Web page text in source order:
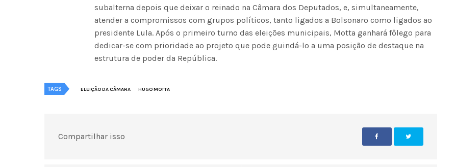
subalterna depois que deixar o reinado na Câmara dos Deputados, e, simultaneamente,
atender a compromissos com grupos políticos, tanto ligados a Bolsonaro como ligados ao
presidente Lula. Após o primeiro turno das eleições municipais, Motta ganhará fôlego para
dedicar-se com prioridade ao projeto que pode guindá-lo a uma posição de destaque na
estrutura de poder da República.
TAGS ELEIÇÃO DA CÂMARA HUGO MOTTA
Compartilhar isso